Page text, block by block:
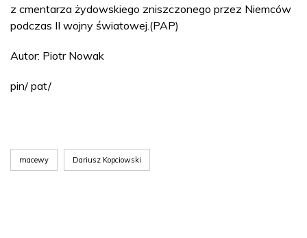
z cmentarza żydowskiego zniszczonego przez Niemców
podczas II wojny światowej.(PAP)
Autor: Piotr Nowak
pin/ pat/
macewy Dariusz Kopciowski